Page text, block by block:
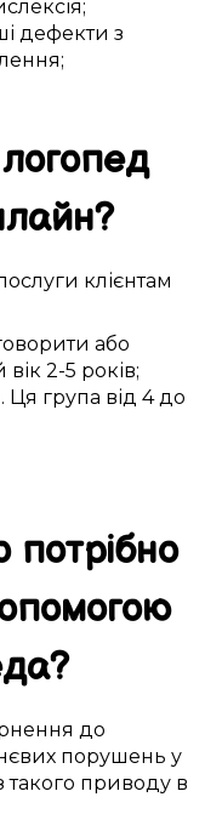
дефекти з
;
?
клієнтам
або
вік 2-5 років;
. Ця група від 4 до
потрібно
?
до
порушень у
такого приводу в